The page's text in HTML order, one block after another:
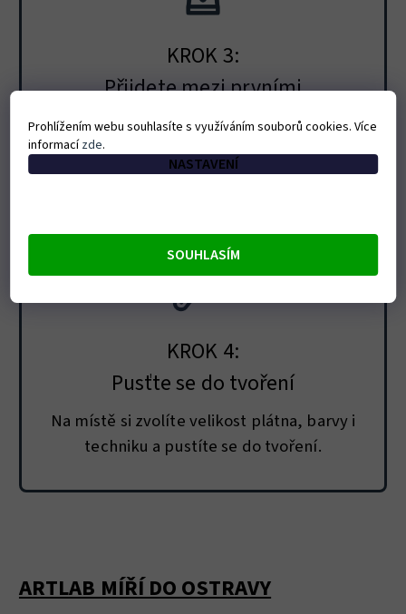
KROK 3:
Přijdete mezi prvními
Lidé z waitlistu se o otevření a rezervaci
dozví dříve než ostatní.
KROK 4:
Pusťte se do tvoření
Na místě si zvolíte velikost plátna, barvy i
techniku a pustíte se do tvoření.
ARTLAB MÍŘÍ DO OSTRAVY
Prohlížením webu souhlasíte s využíváním souborů cookies. Více
informacízde.
NASTAVENÍ
SOUHLASÍM